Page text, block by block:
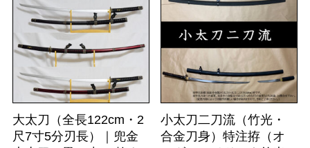
大太刀（全長122cm・2
尺7寸5分刃長）｜兜金
小太刀二刀流（竹光・
合金刀身）特注拵（オ